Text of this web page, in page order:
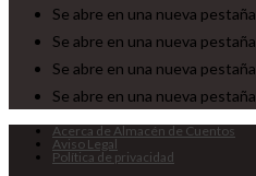
Se abre en una nueva pestaña
Se abre en una nueva pestaña
Se abre en una nueva pestaña
Se abre en una nueva pestaña
Acerca de Almacén de Cuentos
Aviso Legal
Política de privacidad